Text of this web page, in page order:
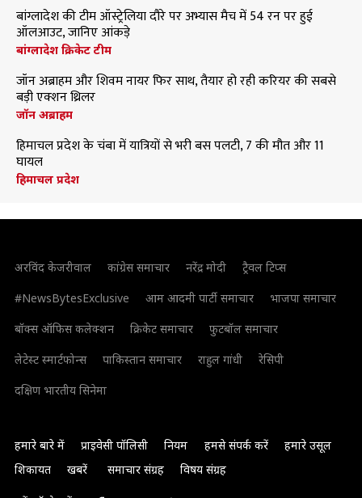
बांग्लादेश की टीम ऑस्ट्रेलिया दौरे पर अभ्यास मैच में 54 रन पर हुई
ऑलआउट, जानिए आंकड़े
बांग्लादेश क्रिकेट टीम
जॉन अब्राहम और शिवम नायर फिर साथ, तैयार हो रही करियर की सबसे
बड़ी एक्शन थ्रिलर
जॉन अब्राहम
हिमाचल प्रदेश के चंबा में यात्रियों से भरी बस पलटी, 7 की मौत और 11
घायल
हिमाचल प्रदेश
अरविंद केजरीवाल कांग्रेस समाचार नरेंद्र मोदी
ट्रैवल टिप्स
#NewsBytesExclusive
आम आदमी पार्टी समाचार
भाजपा समाचार
बॉक्स ऑफिस कलेक्शन
क्रिकेट समाचार
फुटबॉल समाचार
लेटेस्ट स्मार्टफोन्स
पाकिस्तान समाचार राहुल गांधी
रेसिपी
दक्षिण भारतीय सिनेमा
हमारे बारे में प्राइवेसी पॉलिसी नियम हमसे संपर्क करें
हमारे उसूल
शिकायत
खबरें समाचार संग्रह विषय संग्रह